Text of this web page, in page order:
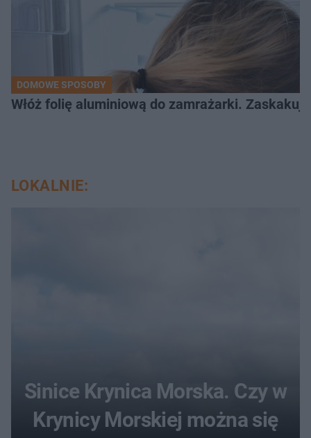
DOMOWE SPOSOBY
Włóż folię aluminiową do zamrażarki.
LOKALNIE:
Sinice Krynica Morska. Czy w
Krynicy Morskiej można się